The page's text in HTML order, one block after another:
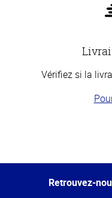
Vérifiez si la
de la
Retrouvez-